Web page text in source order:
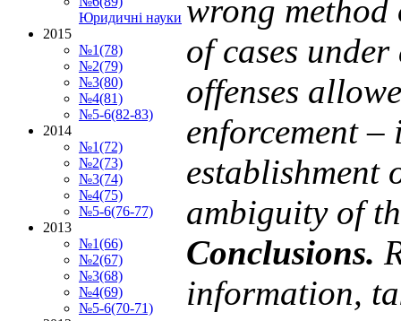
wrong
of cases
offenses
enforcement–
establishment
ambiguity of
Conclusіons.
information,
Юридичні науки
2015
№1(78)
№2(79)
№3(80)
№4(81)
№5-6(82-83)
2014
№1(72)
№2(73)
№3(74)
№4(75)
№5-6(76-77)
2013
№1(66)
№2(67)
№3(68)
№4(69)
№5-6(70-71)